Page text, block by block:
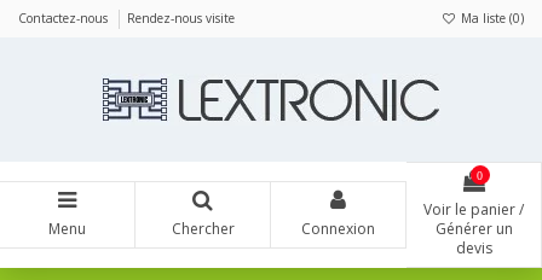
Contactez-nous Rendez-nous visite Ma liste (0)
Menu Chercher Connexion
0
Voir le panier /
Générer un
devis
Panneau de gestion des cookies